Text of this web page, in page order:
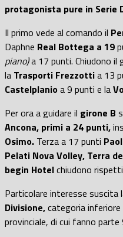
protagonista pure in Serie
Il primo vede al comando il
Daphne Real Bottega a 19
piano)a 17 punti. Chiudono il
la Trasporti Frezzottia 13
Castelplanioa 9 punti e la
Per ora a guidare il girone B
Ancona, primi a 24 punti,
Osimo. Terza a 17 punti
Pelati Nova Volley, Terra
begin Hotelchiudono
Particolare interesse suscita
Divisione,categoria inferiore
provinciale, di cui fanno parte